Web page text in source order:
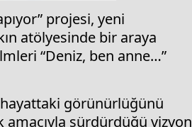
projesi, yeni
atölyesinde bir araya
“Deniz, ben anne…”
hayattaki görünürlüğünü
sürdürdüğü vizyon